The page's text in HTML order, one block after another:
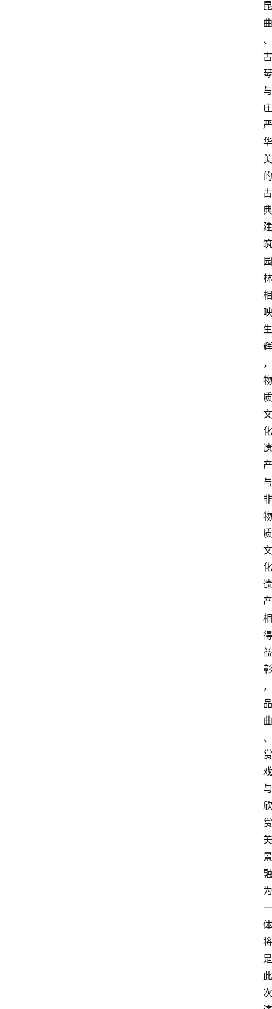
昆
曲
、
古
琴
与
庄
严
华
美
的
古
典
建
筑
园
林
相
映
生
辉
，
物
质
文
化
遗
产
与
非
物
质
文
化
遗
产
相
得
益
彰
，
品
曲
、
赏
戏
与
欣
赏
美
景
融
为
一
体
将
是
此
次